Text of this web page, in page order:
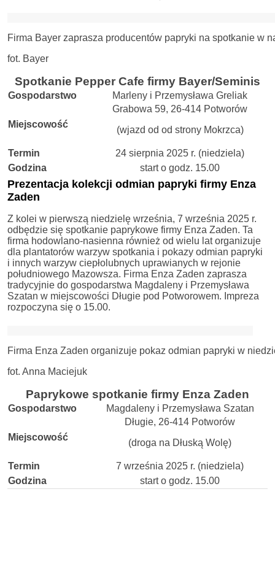
Firma Bayer zaprasza producentów papryki na spotkanie w
fot. Bayer
Spotkanie Pepper Cafe firmy Bayer/Seminis
Gospodarstwo Marleny i Przemysława Greliak
Miejscowość
Grabowa 59, 26-414 Potworów
(wjazd od od strony Mokrzca)
Termin
24 sierpnia 2025 r. (niedziela)
Godzina
start o godz. 15.00
Prezentacja kolekcji odmian papryki firmy Enza
Zaden
Z kolei w pierwszą niedzielę września, 7 września 2025 r.
odbędzie się spotkanie paprykowe firmy Enza Zaden. Ta
firma hodowlano-nasienna również od wielu lat organizuje
dla plantatorów warzyw spotkania i pokazy odmian papryki
i innych warzyw ciepłolubnych uprawianych w rejonie
południowego Mazowsza. Firma Enza Zaden zaprasza
tradycyjnie do gospodarstwa Magdaleny i Przemysława
Szatan w miejscowości Długie pod Potworowem. Impreza
rozpoczyna się o 15.00.
Firma Enza Zaden organizuje pokaz odmian papryki w
fot. Anna Maciejuk
Paprykowe spotkanie firmy Enza Zaden
Gospodarstwo Magdaleny i Przemysława Szatan
Miejscowość
Długie, 26-414 Potworów
(droga na Dłuską Wolę)
Termin
7 września 2025 r. (niedziela)
Godzina
start o godz. 15.00